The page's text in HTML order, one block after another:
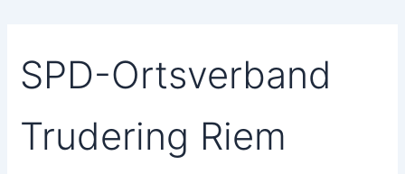
SPD-Ortsverband
Trudering Riem